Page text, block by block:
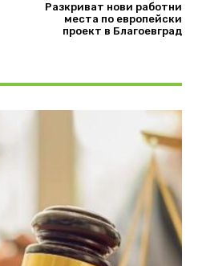
Разкриват нови работни
места по европейски
проект в Благоевград